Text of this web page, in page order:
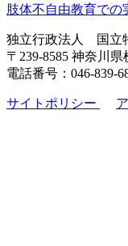
肢体不自由教育での
独立行政法人 国立
〒239-8585 神奈川
電話番号：046-839-
サイトポリシー